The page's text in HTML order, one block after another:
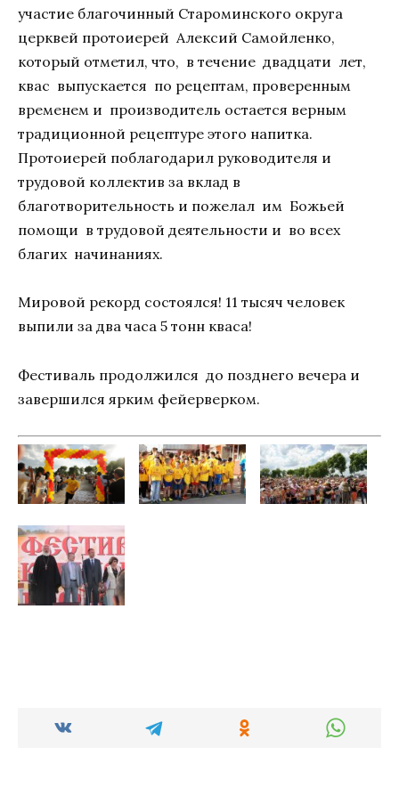
участие благочинный Староминского округа
церквей протоиерей Алексий Самойленко,
который отметил, что, в течение двадцати лет,
квас выпускается по рецептам, проверенным
временем и производитель остается верным
традиционной рецептуре этого напитка.
Протоиерей поблагодарил руководителя и
трудовой коллектив за вклад в
благотворительность и пожелал им Божьей
помощи в трудовой деятельности и во всех
благих начинаниях.
Мировой рекорд состоялся! 11 тысяч человек
выпили за два часа 5 тонн кваса!
Фестиваль продолжился до позднего вечера и
завершился ярким фейерверком.